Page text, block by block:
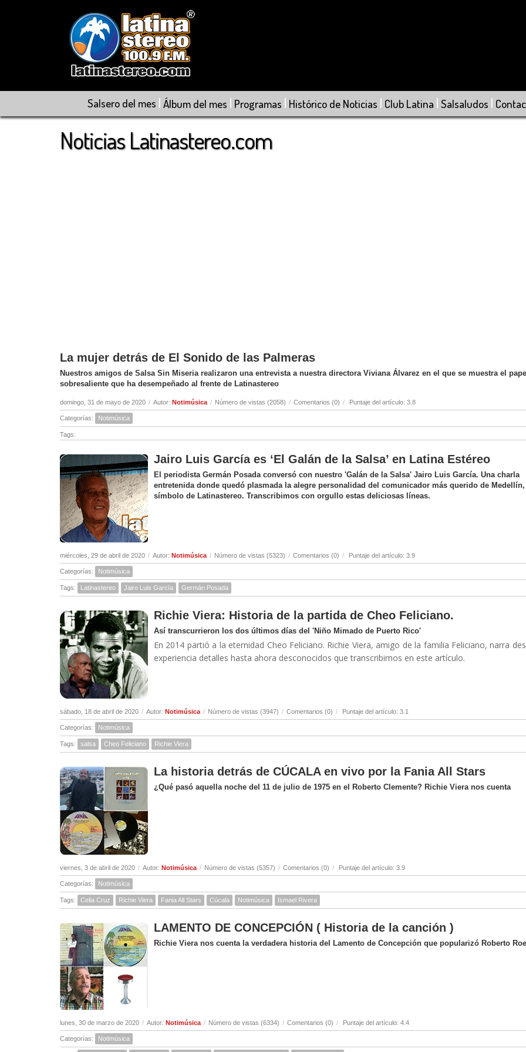
Salsero del mes | Álbum del mes | Programas | Histórico de Noticias | Club Latina | Salsaludos |
Noticias Latinastereo.com
La mujer detrás de El Sonido de las Palmeras
Nuestros amigos de Salsa Sin Miseria realizaron una entrevista a nuestra directora Viviana Álvarez en el que se muestra el
sobresaliente que ha desempeñado al frente de Latinastereo
domingo, 31 de mayo de 2020 / Autor: Notimúsica / Número de vistas (2058) / Comentarios (0) / Puntaje del artículo: 3.8
Categorías: Notimúsica
Tags:
Jairo Luis García es ‘El Galán de la Salsa’ en Latina Estéreo
El periodista Germán Posada conversó con nuestro 'Galán de la Salsa' Jairo Luis García. Una charla
entretenida donde quedó plasmada la alegre personalidad del comunicador más querido de Medellín,
símbolo de Latinastereo. Transcribimos con orgullo estas deliciosas líneas.
miércoles, 29 de abril de 2020 / Autor: Notimúsica / Número de vistas (5323) / Comentarios (0) / Puntaje del artículo: 3.9
Categorías: Notimúsica
Tags: Latinastereo Jairo Luis García Germán Posada
Richie Viera: Historia de la partida de Cheo Feliciano.
Así transcurrieron los dos últimos días del 'Niño Mimado de Puerto Rico'
En 2014 partió a la eternidad Cheo Feliciano. Richie Viera, amigo de la familia Feliciano, narra
experiencia detalles hasta ahora desconocidos que transcribimos en este artículo.
sábado, 18 de abril de 2020 / Autor: Notimúsica / Número de vistas (3947) / Comentarios (0) / Puntaje del artículo: 3.1
Categorías: Notimúsica
Tags: salsa Cheo Feliciano Richie Viera
La historia detrás de CÚCALA en vivo por la Fania All Stars
¿Qué pasó aquella noche del 11 de julio de 1975 en el Roberto Clemente? Richie Viera nos cuenta
viernes, 3 de abril de 2020 / Autor: Notimúsica / Número de vistas (5357) / Comentarios (0) / Puntaje del artículo: 3.9
Categorías: Notimúsica
Tags: Celia Cruz Richie Viera Fania All Stars Cúcala Notimúsica Ismael Rivera
LAMENTO DE CONCEPCIÓN ( Historia de la canción )
Richie Viera nos cuenta la verdadera historia del Lamento de Concepción que popularizó Roberto
lunes, 30 de marzo de 2020 / Autor: Notimúsica / Número de vistas (6334) / Comentarios (0) / Puntaje del artículo: 4.4
Categorías: Notimúsica